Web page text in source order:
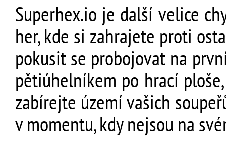
Superhex.io je další velice
her, kde si zahrajete proti
pokusit se probojovat na
pětiúhelníkem po hrací
zabírejte území vašich
v momentu, kdy nejsou na